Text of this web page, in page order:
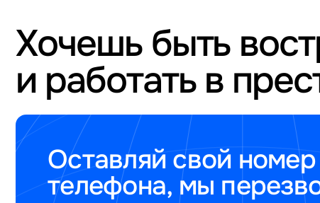
Хочешь быть
и работать в
Оставляй свой номер
телефона, мы